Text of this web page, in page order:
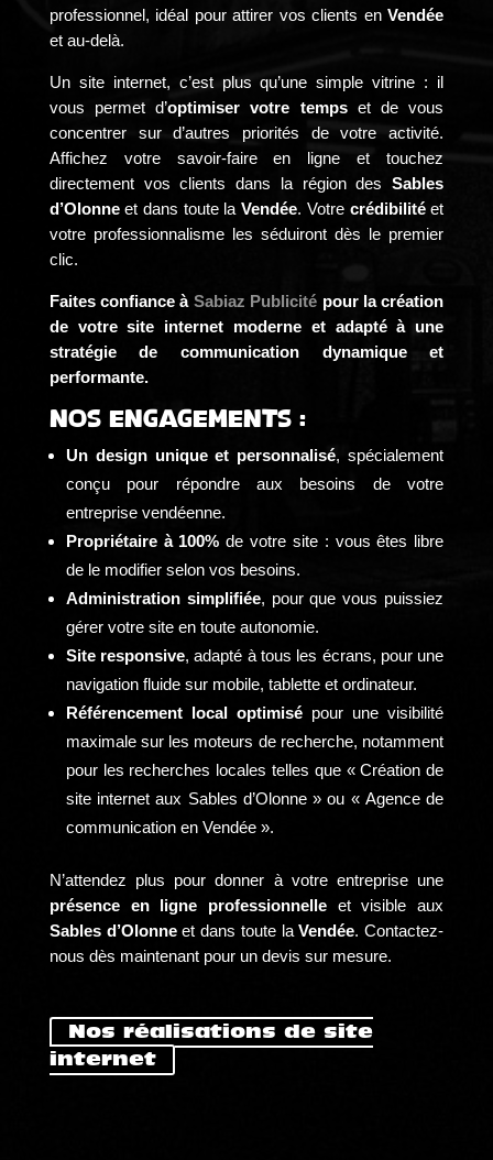
professionnel, idéal pour attirer vos clients enVendée
et au-delà.
Un site internet, c’est plus qu’une simple vitrine : il
vous permet d’optimiser votre tempset de vous
concentrer sur d’autres priorités de votre activité.
Affichez votre savoir-faire en ligne et touchez
directement vos clients dans la région desSables
d’Olonneet dans toute laVendée. Votre crédibilitéet
votre professionnalisme les séduiront dès le premier
clic.
Faites confiance à Sabiaz Publicité pour la création
de votre site internet moderne et adapté à une
stratégie de communication dynamique et
performante.
Nos engagements :
Un design unique et personnalisé, spécialement
conçu pour répondre aux besoins de votre
entreprise vendéenne.
Propriétaire à 100% de votre site : vous êtes libre
de le modifier selon vos besoins.
Administration simplifiée, pour que vous puissiez
gérer votre site en toute autonomie.
Site responsive, adapté à tous les écrans, pour une
navigation fluide sur mobile, tablette et ordinateur.
Référencement local optimisépour une visibilité
maximale sur les moteurs de recherche, notamment
pour les recherches locales telles que « Création de
site internet aux Sables d’Olonne » ou « Agence de
communication en Vendée ».
N’attendez plus pour donner à votre entreprise une
présence en ligne professionnelle et visible aux
Sables d’Olonneet dans toute laVendée. Contactez-
nous dès maintenant pour un devis sur mesure.
Nos réalisations de site
internet